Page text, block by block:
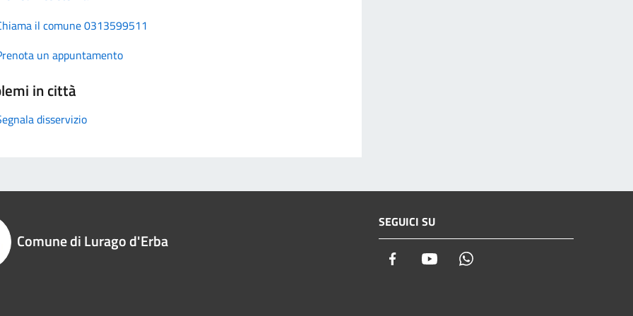
il comune 0313599511
un appuntamento
in città
disservizio
Comune di Lurago d'Erba
SEGUICI SU
Facebook Youtube